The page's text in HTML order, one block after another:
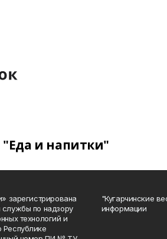
"Еда и напитки"
зарегистрирована
по надзору
технологий и
"Кугарчинские
информации